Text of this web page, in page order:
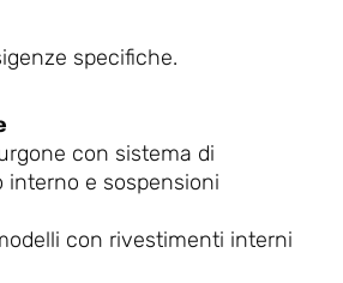
specifiche.
con sistema di
interno e sospensioni
con rivestimenti interni